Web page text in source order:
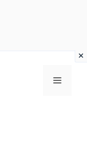
Menu